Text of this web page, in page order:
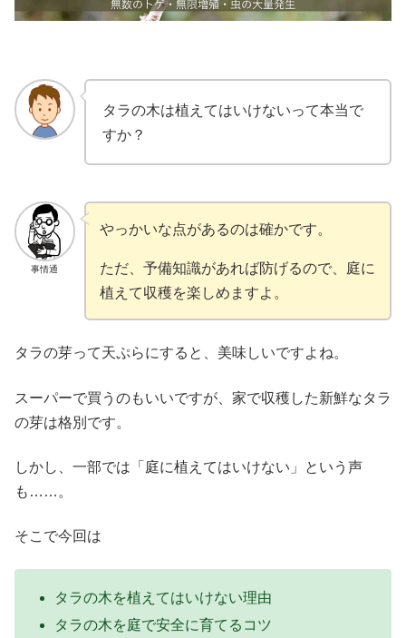
タラの木は植えてはいけないって本当で
すか？
事情通
やっかいな点があるのは確かです。
ただ、予備知識があれば防げるので、庭に
植えて収穫を楽しめますよ。
タラの芽って天ぷらにすると、美味しいですよね。
スーパーで買うのもいいですが、家で収穫した新鮮なタラ
の芽は格別です。
しかし、一部では「庭に植えてはいけない」という声
も……。
そこで今回は
タラの木を植えてはいけない理由
タラの木を庭で安全に育てるコツ